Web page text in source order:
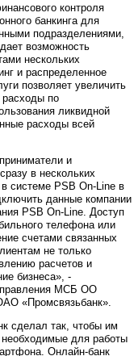
контроля
банкинга для
подразделениями,
возможность
нескольких
и распределенное
позволяет увеличить
расходы по
ликвидной
расходы всей
и
в нескольких
системе PSB On-Line в
данные компании
PSB On-Line. Доступ
телефона или
счетами связанных
не только
расчетов и
бизнеса», -
МСБ ОО
«Промсвязьбанк».
сделал так, чтобы им
для работы
Онлайн-банк